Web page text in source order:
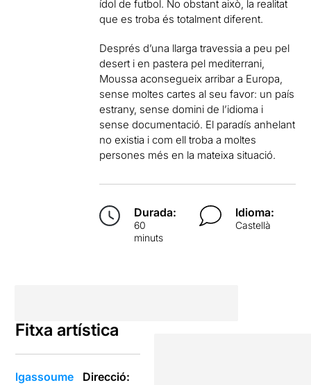
ídol de futbol. No obstant això, la realitat
que es troba és totalment diferent.
Després d’una llarga travessia a peu pel
desert i en pastera pel mediterrani,
Moussa aconsegueix arribar a Europa,
sense moltes cartes al seu favor: un país
estrany, sense domini de l’idioma i
sense documentació. El paradís anhelant
no existia i com ell troba a moltes
persones més en la mateixa situació.
Durada:
60
minuts
Idioma:
Castellà
Fitxa artística
lgassoume
Direcció: